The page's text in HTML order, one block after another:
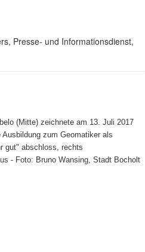
Presse- und Informationsdienst,
(Mitte) zeichnete am 13. Juli 2017
zum Geomatiker als
gut" abschloss, rechts
- Foto: Bruno Wansing, Stadt Bocholt